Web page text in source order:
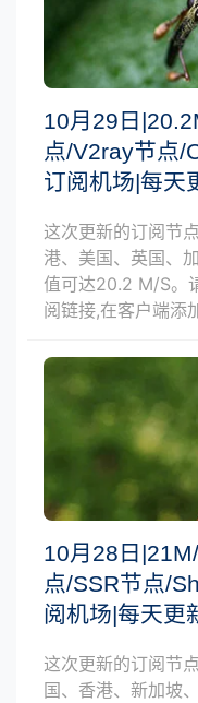
10月29日
点/V2ray节点/
订阅机场|每天
这次更新的订阅节
港、美国、英国、
值可达20.2 M/S。
阅链接,在客户端添
10月28日
点/SSR节点/
阅机场|每天更
这次更新的订阅节
国、香港、新加坡